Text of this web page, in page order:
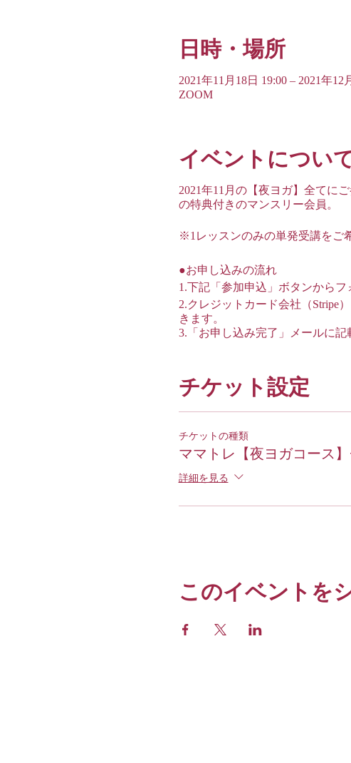
日時・場所
2021年11月18日 19:00 – 2021年12
ZOOM
イベントについ
2021年11月の【夜ヨガ】全てに
の特典付きのマンスリー会員。
※1レッスンのみの単発受講をご
●お申し込みの流れ
1.下記「参加申込」ボタンから
2.クレジットカード会社（Stripe
きます。
3.「お申し込み完了」メールに
＊レッスンのご受講は”Zoomア
致します。
＊各セッションに予約は必要あ
●セッション当日の流れ
＊クラスの開始10分前より、ご
＊何を着ていても、お子さまが
＊1ヶ月以内のキャンセルはいか
チケット設定
チケットの種類
ママトレ【夜ヨガコース】
詳細を見る
このイベントを